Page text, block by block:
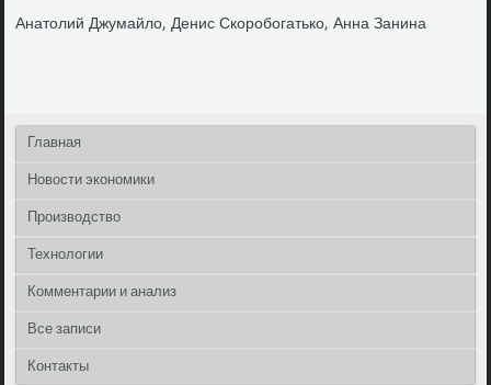
Анатοлий Джумайлο, Денис Скоробогатько, Анна Занина
Главная
Новости экономики
Производство
Технологии
Комментарии и анализ
Все записи
Контакты